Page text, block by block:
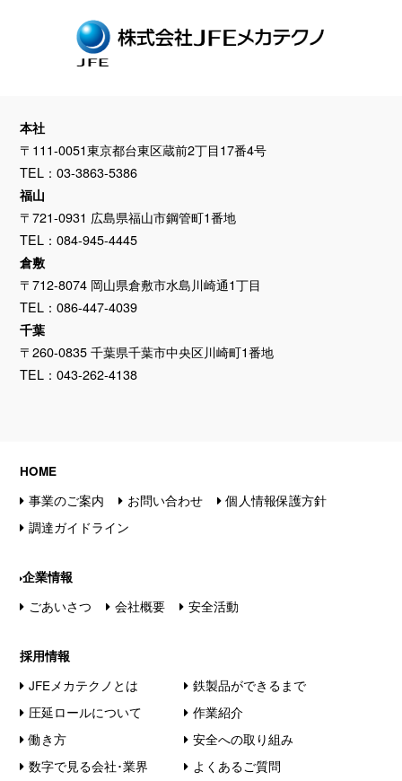
本社
〒111-0051東京都台東区蔵前2丁目17番4号
TEL：03-3863-5386
福山
〒721-0931 広島県福山市鋼管町1番地
TEL：084-945-4445
倉敷
〒712-8074 岡山県倉敷市水島川崎通1丁目
TEL：086-447-4039
千葉
〒260-0835 千葉県千葉市中央区川崎町1番地
TEL：043-262-4138
HOME
事業のご案内 お問い合わせ
個人情報保護方針
調達ガイドライン
企業情報
ごあいさつ 会社概要 安全活動
採用情報
JFEメカテクノとは
鉄製品ができるまで
圧延ロールについて
作業紹介
働き方
安全への取り組み
数字で見る会社･業界
よくあるご質問